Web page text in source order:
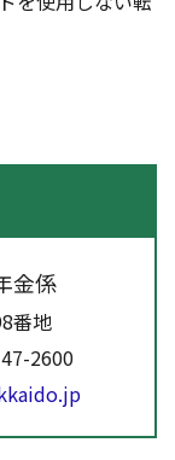
金係
番地
2600